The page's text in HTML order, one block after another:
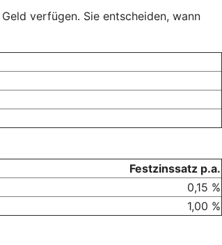
verfügen. Sie entscheiden, wann
Festzinssatz p.a.
0,15 %
1,00 %